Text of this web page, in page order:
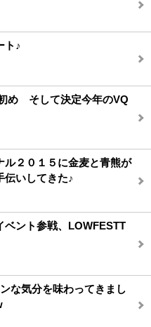
ト♪
め そして決定今年のVQ
ル２０１５に金麦と青熊が
伝いしてきた♪
ベント参戦、LOWFESTT
な気分を味わってきまし